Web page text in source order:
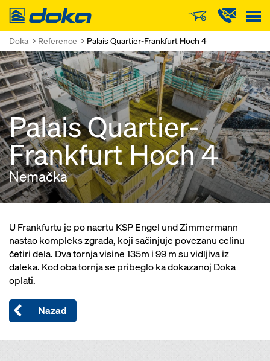
Doka
Doka Reference Palais Quartier-Frankfurt Hoch 4
Palais Quartier-
Frankfurt Hoch 4
Nemačka
U Frankfurtu je po nacrtu KSP Engel und Zimmermann
nastao kompleks zgrada, koji sačinjuje povezanu celinu
četiri dela. Dva tornja visine 135m i 99 m su vidljiva iz
daleka. Kod oba tornja se pribeglo ka dokazanoj Doka
oplati.
Nazad